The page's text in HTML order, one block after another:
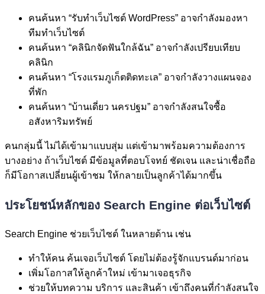
คนค้นหา “รับทำเว็บไซต์ WordPress” อาจกำลังมองหา
ทีมทำเว็บไซต์
คนค้นหา “คลินิกจัดฟันใกล้ฉัน” อาจกำลังเปรียบเทียบ
คลินิก
คนค้นหา “โรงแรมภูเก็ตติดทะเล” อาจกำลังวางแผนจอง
ที่พัก
คนค้นหา “บ้านเดี่ยว นครปฐม” อาจกำลังสนใจซื้อ
อสังหาริมทรัพย์
คนกลุ่มนี้ ไม่ได้เข้ามาแบบสุ่ม แต่เข้ามาพร้อมความต้องการ
บางอย่าง ถ้าเว็บไซต์ มีข้อมูลที่ตอบโจทย์ ชัดเจน และน่าเชื่อถือ
ก็มีโอกาสเปลี่ยนผู้เข้าชม ให้กลายเป็นลูกค้าได้มากขึ้น
ประโยชน์หลักของ Search Engine ต่อเว็บไซต์
Search Engine ช่วยเว็บไซต์ ในหลายด้าน เช่น
ทำให้คน ค้นเจอเว็บไซต์ โดยไม่ต้องรู้จักแบรนด์มาก่อน
เพิ่มโอกาสให้ลูกค้าใหม่ เข้ามาเจอธุรกิจ
ช่วยให้บทความ บริการ และสินค้า เข้าถึงคนที่กำลังสนใจ